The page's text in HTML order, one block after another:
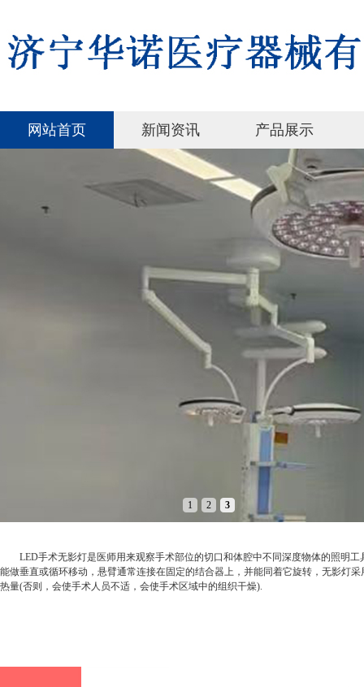
网站首页 新闻资讯 产品展示
1 2 3
LED手术无影灯是医师用来观察手术部位的切口和体腔中不同深度物体的照明工
能做垂直或循环移动，悬臂通常连接在固定的结合器上，并能同着它旋转，无影灯
热量(否则，会使手术人员不适，会使手术区域中的组织干燥).